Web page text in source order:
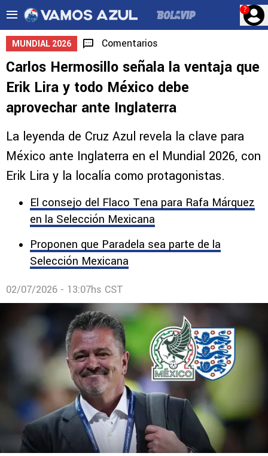
?
MUNDIAL 2026 Comentarios
Carlos Hermosillo señala la ventaja que
Erik Lira y todo México debe
aprovechar ante Inglaterra
La leyenda de Cruz Azul revela la clave para
México ante Inglaterra en el Mundial 2026, con
Erik Lira y la localía como protagonistas.
El consejo del Flaco Tena para Rafa Márquez
en la Selección Mexicana
Proponen que Paradela sea parte de la
Selección Mexicana
02/07/2026 - 13:07hs CST